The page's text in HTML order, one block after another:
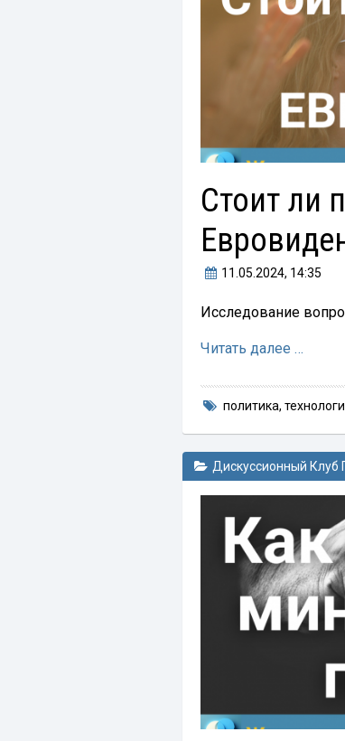
Стоит ли
11.05.2024, 14:35
Исследование
Читать далее …
политика,
Дискуссионный Клуб